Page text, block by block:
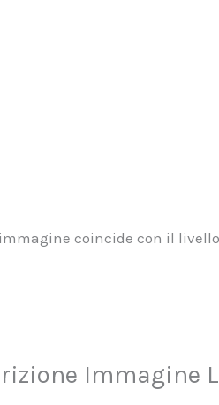
coincide con il
Immagine